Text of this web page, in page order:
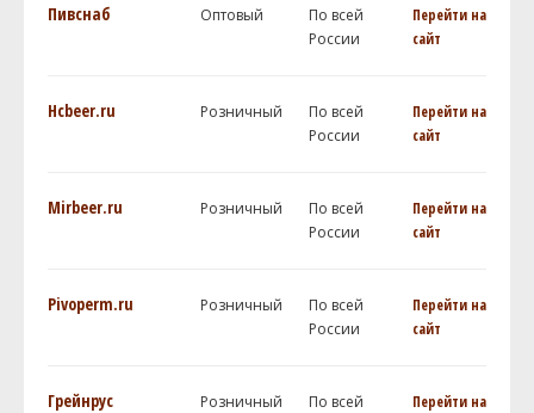
Пивснаб Оптовый
По всей
России
Перейти на
сайт
Hcbeer.ru Розничный
По всей
России
Перейти на
сайт
Mirbeer.ru Розничный
По всей
России
Перейти на
сайт
Pivoperm.ru Розничный
По всей
России
Перейти на
сайт
Грейнрус Розничный
По всей
Перейти на